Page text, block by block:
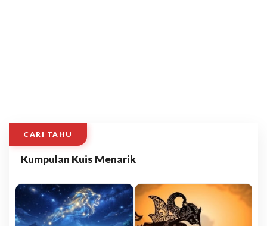
CARI TAHU
Kumpulan Kuis Menarik